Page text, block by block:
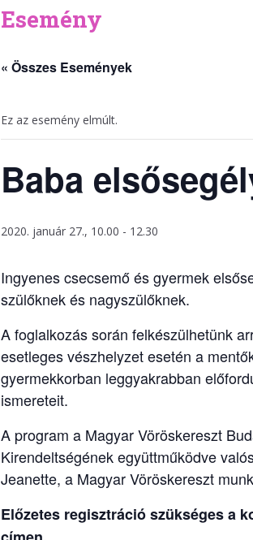
Esemény
« Összes Események
Ez az esemény elmúlt.
Baba
2020. január 27., 10.00 - 12.30
Ingyenes csecsemő és gyermek
szülőknek és nagyszülőknek.
A foglalkozás során felkészülhetünk
esetleges vészhelyzet esetén a
gyermekkorban leggyakrabban
ismereteit.
A program a Magyar Vöröskereszt
Kirendeltségének együttműködve
Jeanette, a Magyar Vöröskereszt
Előzetes regisztráció szükséges a